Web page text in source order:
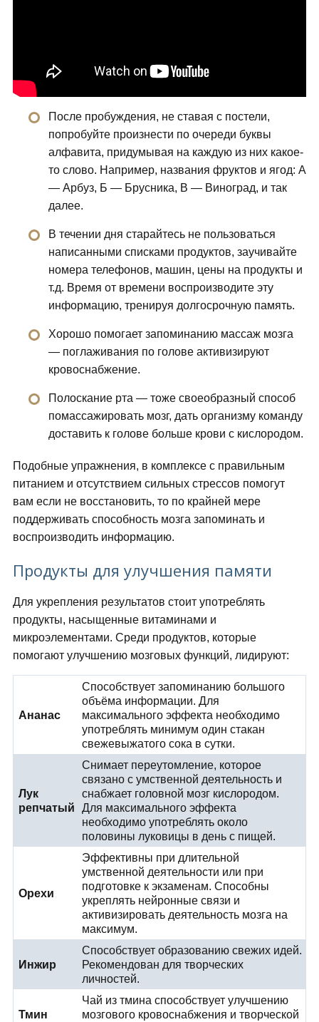
После пробуждения, не ставая с постели,
попробуйте произнести по очереди буквы
алфавита, придумывая на каждую из них какое-
то слово. Например, названия фруктов и ягод: А
— Арбуз, Б — Брусника, В — Виноград, и так
далее.
В течении дня старайтесь не пользоваться
написанными списками продуктов, заучивайте
номера телефонов, машин, цены на продукты и
т.д. Время от времени воспроизводите эту
информацию, тренируя долгосрочную память.
Хорошо помогает запоминанию массаж мозга
— поглаживания по голове активизируют
кровоснабжение.
Полоскание рта — тоже своеобразный способ
помассажировать мозг, дать организму команду
доставить к голове больше крови с кислородом.
Подобные упражнения, в комплексе с правильным
питанием и отсутствием сильных стрессов помогут
вам если не восстановить, то по крайней мере
поддерживать способность мозга запоминать и
воспроизводить информацию.
Продукты для улучшения памяти
Для укрепления результатов стоит употреблять
продукты, насыщенные витаминами и
микроэлементами. Среди продуктов, которые
помогают улучшению мозговых функций, лидируют:
Ананас
Способствует запоминанию большого
объёма информации. Для
максимального эффекта необходимо
употреблять минимум один стакан
свежевыжатого сока в сутки.
Лук
репчатый
Снимает переутомление, которое
связано с умственной деятельность и
снабжает головной мозг кислородом.
Для максимального эффекта
необходимо употреблять около
половины луковицы в день с пищей.
Орехи
Эффективны при длительной
умственной деятельности или при
подготовке к экзаменам. Способны
укреплять нейронные связи и
активизировать деятельность мозга на
максимум.
Инжир
Способствует образованию свежих идей.
Рекомендован для творческих
личностей.
Тмин
Чай из тмина способствует улучшению
мозгового кровоснабжения и творческой